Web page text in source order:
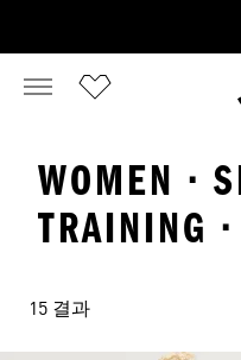
WOMEN ·
TRAINING
15 결과